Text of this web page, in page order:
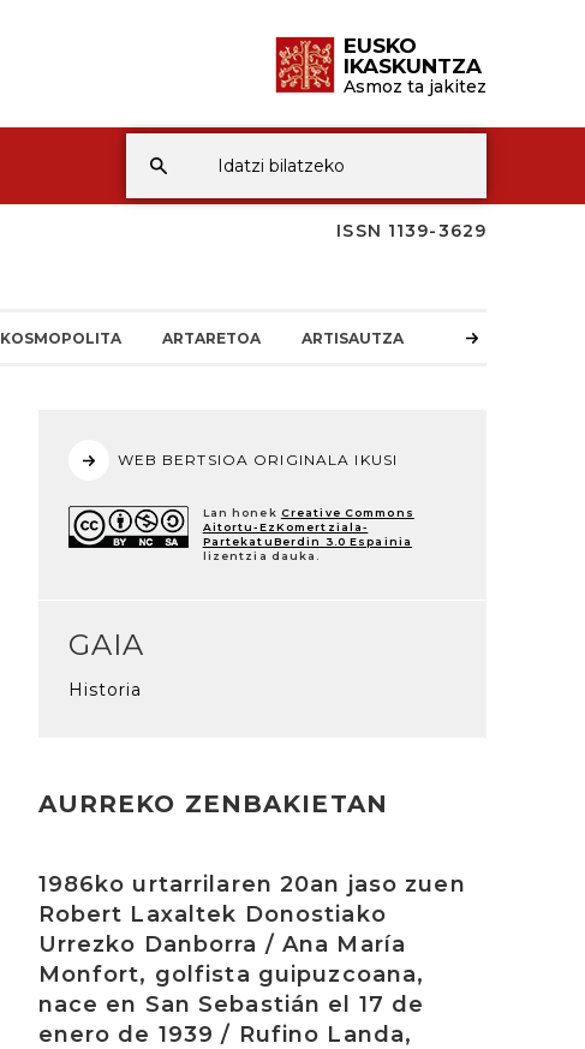
EUSKO
IKASKUNTZA
Asmoz ta jakitez
ISSN 1139-3629
KOSMOPOLITA ARTARETOA ARTISAUTZA
WEB BERTSIOA ORIGINALA IKUSI
Lan honek Creative Commons
Aitortu-EzKomertziala-
PartekatuBerdin 3.0 Espainia
lizentzia dauka.
GAIA
Historia
AURREKO ZENBAKIETAN
1986ko urtarrilaren 20an jaso zuen
Robert Laxaltek Donostiako
Urrezko Danborra / Ana María
Monfort, golfista guipuzcoana,
nace en San Sebastián el 17 de
enero de 1939 / Rufino Landa,